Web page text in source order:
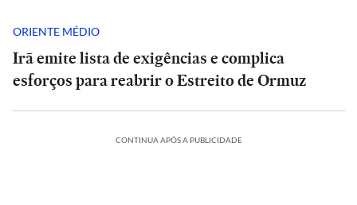
ORIENTE MÉDIO
Irã emite lista de exigências e complica
esforços para reabrir o Estreito de Ormuz
CONTINUA APÓS A PUBLICIDADE